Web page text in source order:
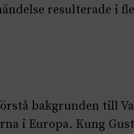
resulterade i
bakgrunden till
i Europa. Kung